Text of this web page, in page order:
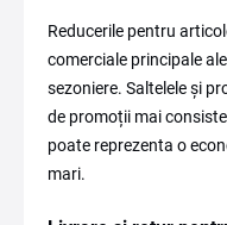
Reducerile pentru
comerciale principale
sezoniere. Saltelele și
de promoții mai
poate reprezenta o
mari.